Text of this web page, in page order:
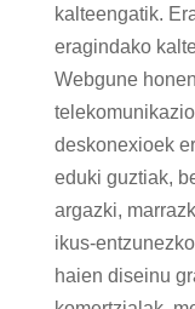
kalteengatik.
eragindako
Webgune
deskonexioek
eduki guztiak,
argazki,
ikus-
haien diseinu